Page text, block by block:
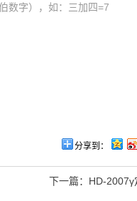
数字），如：三加四=7
分享到：
下一篇： HD-2007γ